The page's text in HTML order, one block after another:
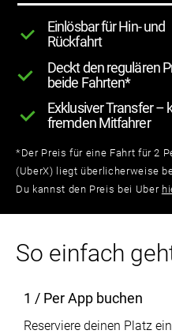
Einlösbar für Hin- und
Rückfahrt
Deckt den regulären
beide Fahrten*
Exklusiver Transfer –
fremden Mitfahrer
*Der Preis für eine Fahrt für 2
(UberX) liegt überlicherweise
Du kannst den Preis bei Uber
So einfach
1 / Per App buchen
Reserviere deinen Platz